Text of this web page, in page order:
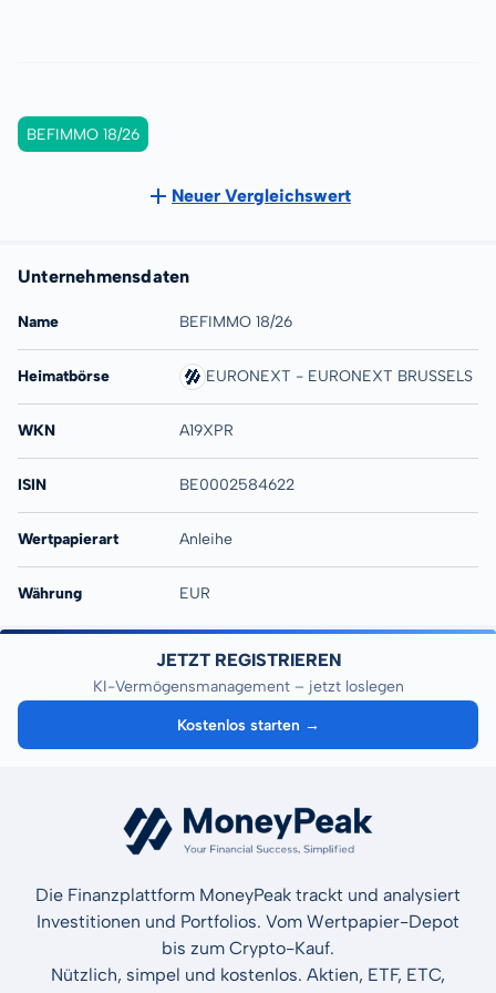
BEFIMMO 18/26
Neuer Vergleichswert
Unternehmensdaten
Name BEFIMMO 18/26
Heimatbörse EURONEXT - EURONEXT BRUSSELS
WKN A19XPR
ISIN BE0002584622
Wertpapierart Anleihe
Währung EUR
JETZT REGISTRIEREN
KI-Vermögensmanagement – jetzt loslegen
Kostenlos starten →
Die Finanzplattform MoneyPeak trackt und analysiert
Investitionen und Portfolios. Vom Wertpapier-Depot
bis zum Crypto-Kauf.
Nützlich, simpel und kostenlos. Aktien, ETF, ETC,